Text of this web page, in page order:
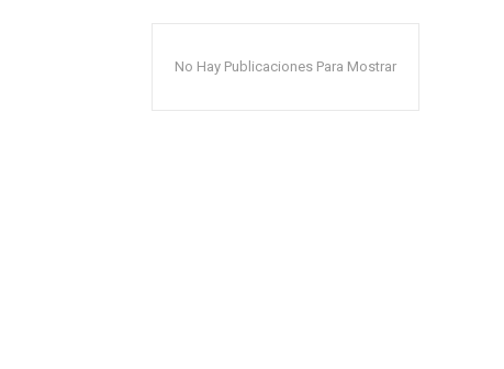
No Hay Publicaciones Para Mostrar